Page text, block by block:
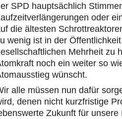
SPD hauptsächlich
oder
die ältesten
wenig ist in der
Mehrheit zu
noch ein weiter so
wünscht.
alle müssen nun dafür
denen nicht kurzfristige
Zukunft für